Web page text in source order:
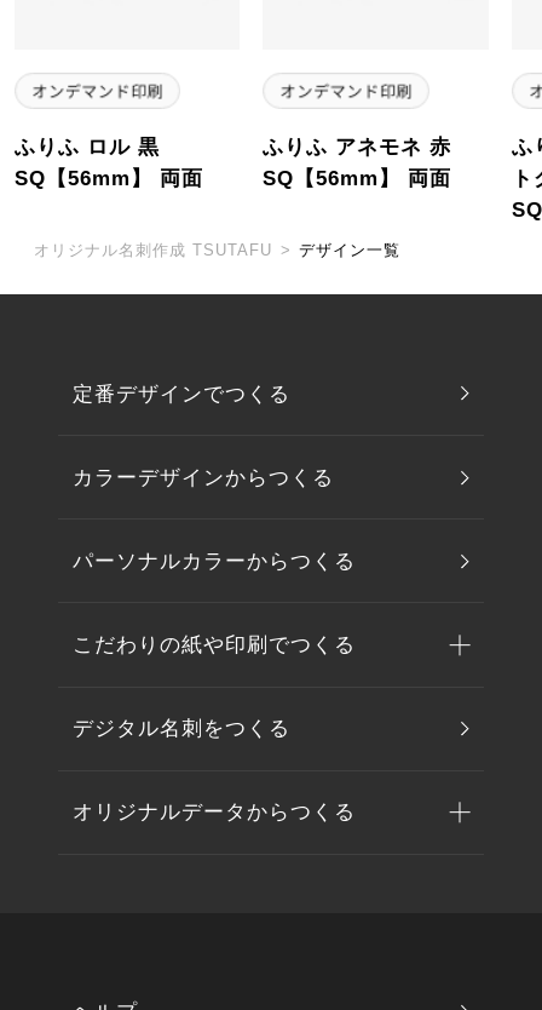
ふりふ ロル 黒
SQ【56mm】 両面
ふりふ アネモネ 赤
SQ【56mm】 両面
ふ
オリジナル名刺作成 TSUTAFU > デザイン一覧
定番デザインでつくる
カラーデザインからつくる
パーソナルカラーからつくる
こだわりの紙や印刷でつくる
デジタル名刺をつくる
オリジナルデータからつくる